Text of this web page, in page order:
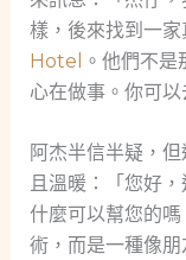
樣，後來找到一
Hotel 。他們不
心在做事。你可以
阿杰半信半疑，
且溫暖：「您好
什麼可以幫您的
術，而是一種像